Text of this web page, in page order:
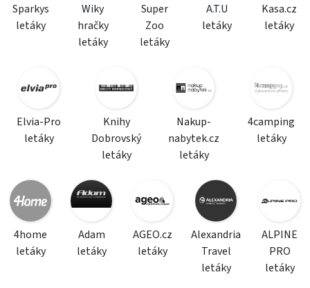
Sparkys
letáky
Wiky
hračky
letáky
Super
Zoo
letáky
A.T.U
letáky
Kasa.cz
letáky
Elvia-Pro
letáky
Knihy
Dobrovský
letáky
Nakup-
nabytek.cz
letáky
4camping
letáky
4home
letáky
Adam
letáky
AGEO.cz
letáky
Alexandria
Travel
letáky
ALPINE
PRO
letáky